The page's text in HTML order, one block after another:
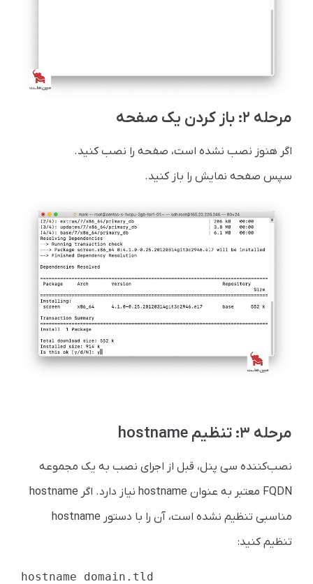
مرحله ۲: باز کردن یک صفحه
اگر هنوز نصب نشده است، صفحه را نصب کنید.
سپس صفحه نمایش را باز کنید.
مرحله ۳: تنظیم hostname
نصب‌کننده سی پنل، قبل از اجرای نصب به یک مجموعه
FQDN معتبر به عنوان hostname نیاز دارد. اگر hostname
مناسبی تنظیم نشده است، آن را با دستور hostname
تنظیم کنید:
hostname domain.tld